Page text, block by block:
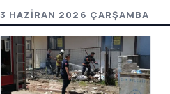
Çan Haberleri Son
3 HAZIRAN 2026 ÇARŞAMBA